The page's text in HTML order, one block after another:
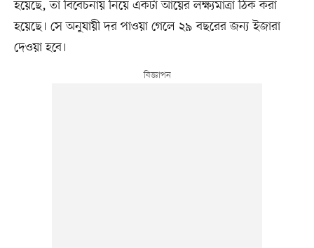
হয়েছে, তা বিবেচনায় নিয়ে একটা আয়ের লক্ষ্যমাত্রা ঠিক করা
হয়েছে। সে অনুযায়ী দর পাওয়া গেলে ২৯ বছরের জন্য ইজারা
দেওয়া হবে।